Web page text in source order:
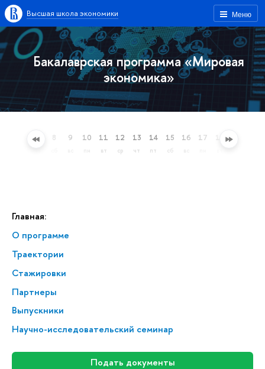
Меню
Высшая школа экономики
Бакалаврская программа «Мировая
экономика»
7 8 9 10
пн
11
вт
12
ср
13
чт
14
пт
15
сб
16 17 18 19
Главная:
О программе
Траектории
Стажировки
Партнеры
Выпускники
Научно-исследовательский семинар
Подать документы